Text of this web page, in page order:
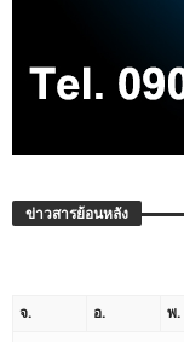
ข่าวสารย้อนหลัง
จ. อ. พ.